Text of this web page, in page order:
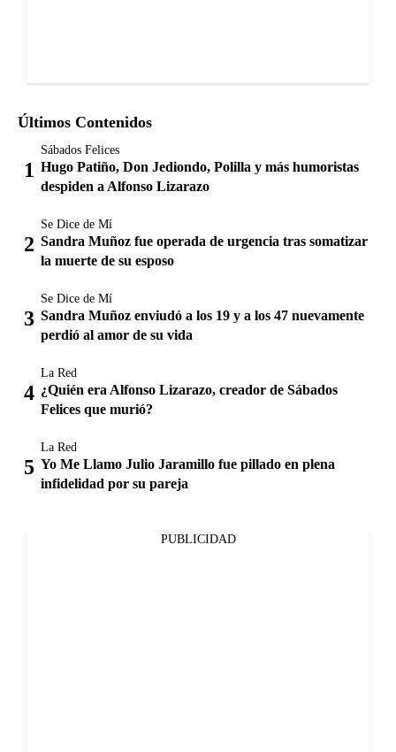
Últimos Contenidos
Sábados Felices
Hugo Patiño, Don Jediondo, Polilla y más humoristas
despiden a Alfonso Lizarazo
Se Dice de Mí
Sandra Muñoz fue operada de urgencia tras somatizar
la muerte de su esposo
Se Dice de Mí
Sandra Muñoz enviudó a los 19 y a los 47 nuevamente
perdió al amor de su vida
La Red
¿Quién era Alfonso Lizarazo, creador de Sábados
Felices que murió?
La Red
Yo Me Llamo Julio Jaramillo fue pillado en plena
infidelidad por su pareja
PUBLICIDAD